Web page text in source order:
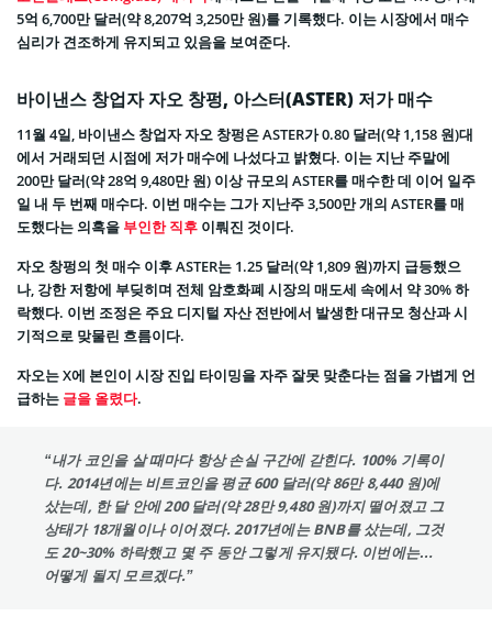
5억 6,700만 달러(약 8,207억 3,250만 원)를 기록했다. 이는 시장에서 매수
심리가 견조하게 유지되고 있음을 보여준다.
바이낸스 창업자 자오 창펑, 아스터(ASTER) 저가 매수
11월 4일, 바이낸스 창업자 자오 창펑은 ASTER가 0.80 달러(약 1,158 원)대
에서 거래되던 시점에 저가 매수에 나섰다고 밝혔다. 이는 지난 주말에
200만 달러(약 28억 9,480만 원) 이상 규모의 ASTER를 매수한 데 이어 일주
일 내 두 번째 매수다. 이번 매수는 그가 지난주 3,500만 개의 ASTER를 매
도했다는 의혹을 부인한 직후 이뤄진 것이다.
자오 창펑의 첫 매수 이후 ASTER는 1.25 달러(약 1,809 원)까지 급등했으
나, 강한 저항에 부딪히며 전체 암호화폐 시장의 매도세 속에서 약 30% 하
락했다. 이번 조정은 주요 디지털 자산 전반에서 발생한 대규모 청산과 시
기적으로 맞물린 흐름이다.
자오는 X에 본인이 시장 진입 타이밍을 자주 잘못 맞춘다는 점을 가볍게 언
급하는 글을 올렸다.
“내가 코인을 살 때마다 항상 손실 구간에 갇힌다. 100% 기록이
다. 2014년에는 비트코인을 평균 600 달러(약 86만 8,440 원)에
샀는데, 한 달 안에 200 달러(약 28만 9,480 원)까지 떨어졌고 그
상태가 18개월이나 이어졌다. 2017년에는 BNB를 샀는데, 그것
도 20~30% 하락했고 몇 주 동안 그렇게 유지됐다. 이번에는…
어떻게 될지 모르겠다.”